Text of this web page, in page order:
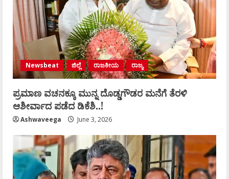
Newsbeat ಜಿಲ್ಲೆ ರಾಜಕೀಯ ರಾಜ್ಯ
ಪ್ರಮಾಣ ವಚನಕ್ಕೂ ಮುನ್ನ ದೊಡ್ಡಗೌಡರ ಮನೆಗೆ ತೆರಳಿ
ಆಶೀರ್ವಾದ ಪಡೆದ ಡಿಕೆಶಿ..!
Ashwaveega June 3, 2026